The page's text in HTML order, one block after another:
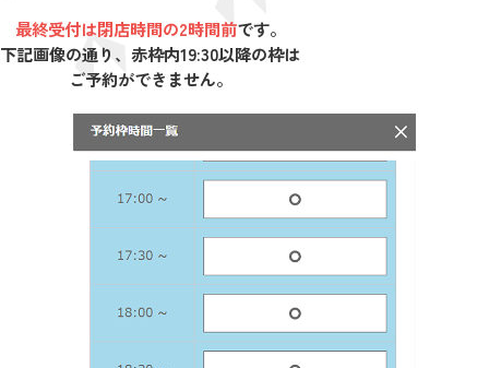
最終受付は閉店時間の2時間前です。
下記画像の通り、赤枠内19:30以降の枠は
ご予約ができません。